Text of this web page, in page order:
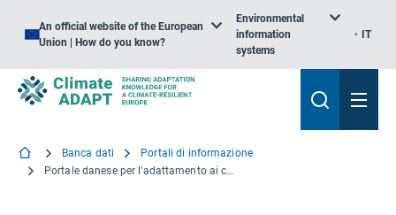
An official website of the European
Union | How do you know?
Environmental
information
systems
IT
Banca dati
Portali di informazione
Portale danese per l'adattamento ai cambiamenti climatici